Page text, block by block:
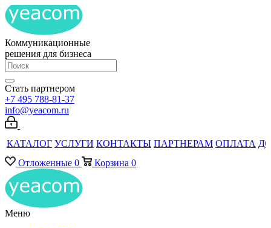
Коммуникационные
решения для бизнеса
Стать партнером
+7 495 788-81-37
info@yeacom.ru
КАТАЛОГ УСЛУГИ КОНТАКТЫ ПАРТНЕРАМ ОПЛАТА
Отложенные 0 Корзина 0
Меню